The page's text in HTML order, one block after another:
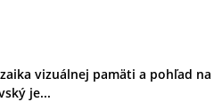
obchod a doprava
vizuálnej pamäti a pohľad na
je...